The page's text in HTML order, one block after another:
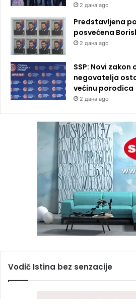
2 дана ago
Predstavljena
posvećena
2 дана ago
SSP: Novi
negovatelja
većinu porodica
2 дана ago
Vodič Istina bez senzacije